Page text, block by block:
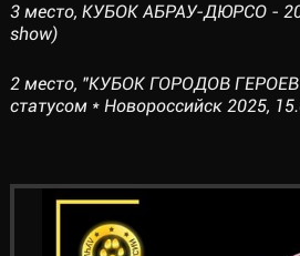
3 место, КУБОК АБРАУ-ДЮРСО -
show)
2 место, "КУБОК ГОРОДОВ
статусом * Новороссийск 2025,